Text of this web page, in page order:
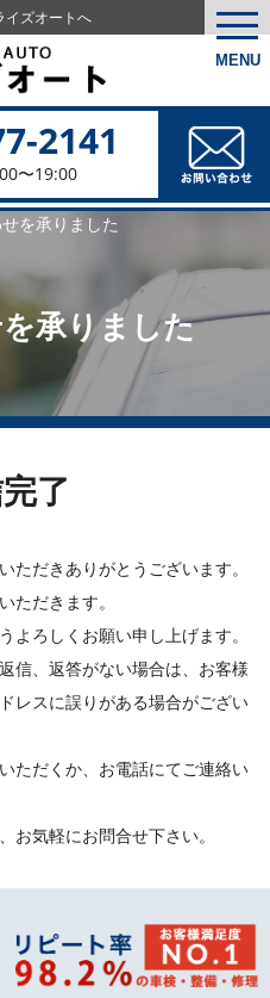
MENU
イズオートへ
2141
〜19:00
を承りました
承りました
了
ただきありがとうございます。
ただきます。
よろしくお願い申し上げます。
信、返答がない場合は、お客様
レスに誤りがある場合がござい
ただくか、お電話にてご連絡い
お気軽にお問合せ下さい。